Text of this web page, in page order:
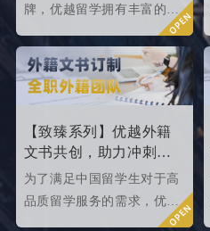
牌，优越留学拥有丰富的名
校申请成功案例，借此篇文
章为大家盘点英国top 10名
校2024年申请条件，给正在
准备25fall硕士申请的同学
【致臻系列】优越外籍
文书共创，助力冲刺世
界名校硕士offer！
为了满足中国留学生对于高
品质留学服务的需求，优越
留学推出了更适合世界名校